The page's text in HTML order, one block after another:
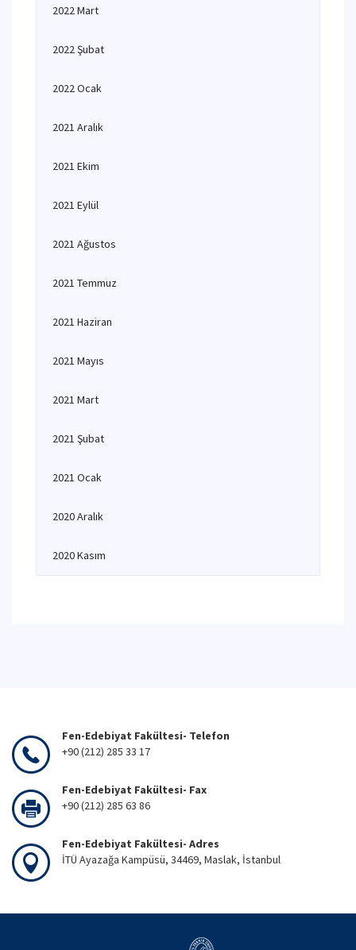
2022 Mart
2022 Şubat
2022 Ocak
2021 Aralık
2021 Ekim
2021 Eylül
2021 Ağustos
2021 Temmuz
2021 Haziran
2021 Mayıs
2021 Mart
2021 Şubat
2021 Ocak
2020 Aralık
2020 Kasım
Fen-Edebiyat Fakültesi- Telefon
+90 (212) 285 33 17
Fen-Edebiyat Fakültesi- Fax
+90 (212) 285 63 86
Fen-Edebiyat Fakültesi- Adres
İTÜ Ayazağa Kampüsü, 34469, Maslak, İstanbul